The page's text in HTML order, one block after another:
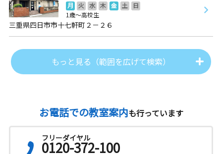
月 火 水 木 金 土
日
1歳～高校生
三重県四日市市十七軒町２－２６
もっと見る（範囲を広げて検索）
お電話での教室案内も行っています
フリーダイヤル
0120-372-100